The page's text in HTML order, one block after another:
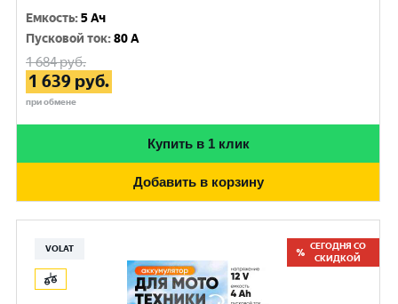
Емкость:5 Ач
Пусковой ток:80 A
1 684руб.
1 639 руб.
при обмене
Купить в 1 клик
Добавить в корзину
VOLAT
СЕГОДНЯ СО
СКИДКОЙ